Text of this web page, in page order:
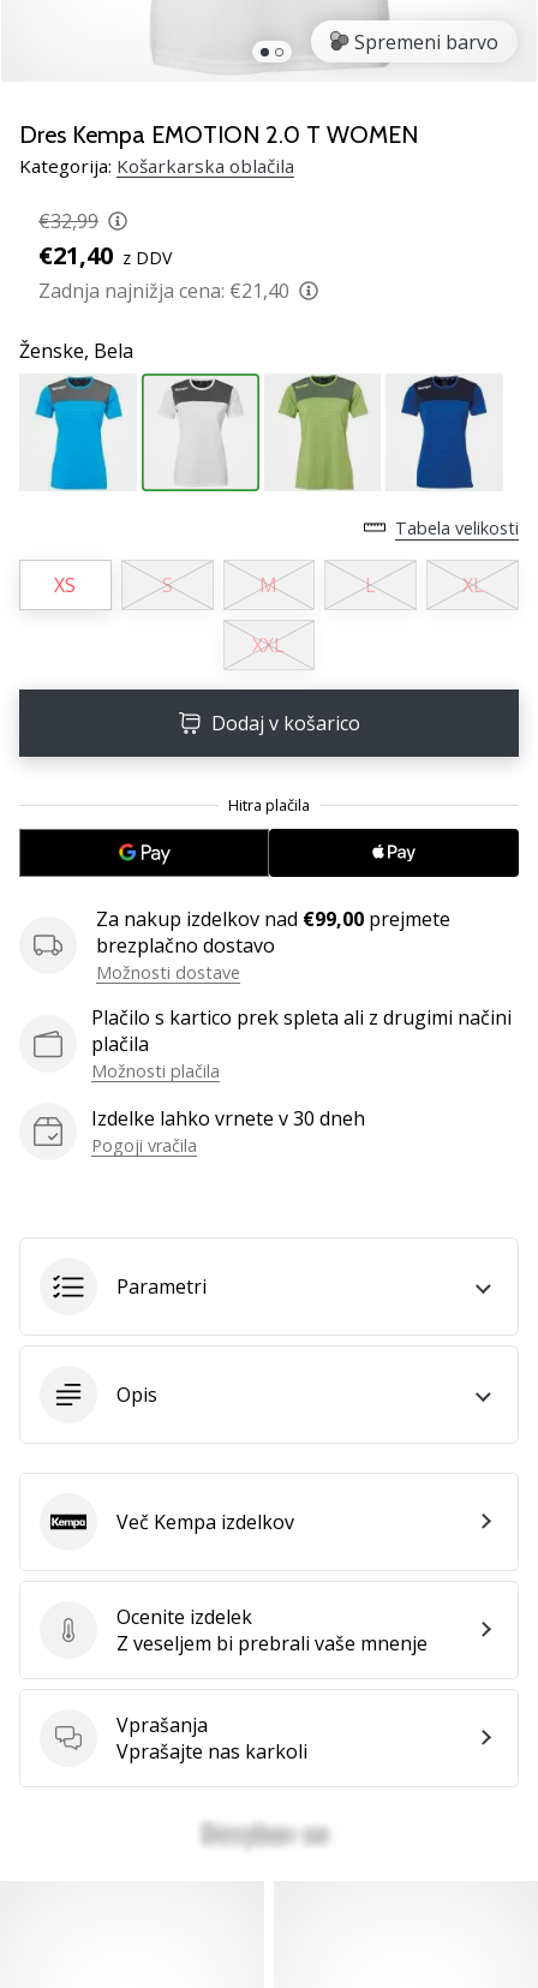
kot
brend
Prikaži
članke
Spremeni barvo
Dres Kempa EMOTION 2.0 T WOMEN
Kategorija: Košarkarska oblačila
€32,99
€21,40 z DDV
Zadnja najnižja cena: €21,40
Ženske, Bela
Tabela velikosti
XS S M L XL
XXL
Dodaj v košarico
Za nakup izdelkov nad €99,00 prejmete
brezplačno dostavo
Možnosti dostave
Plačilo s kartico prek spleta ali z drugimi načini
plačila
Možnosti plačila
Izdelke lahko vrnete v 30 dneh
Pogoji vračila
Parametri
Opis
Ocenite izdelek
Ocenite izdelek
Z veseljem bi prebrali vaše mnenje
Vprašanja
Vprašanja
Vprašajte nas karkoli
KempaVeč Kempa izdelkov